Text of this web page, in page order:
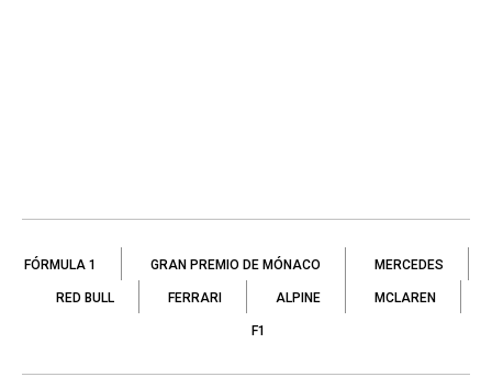
FÓRMULA 1 GRAN PREMIO DE MÓNACO MERCEDES
RED BULL FERRARI ALPINE MCLAREN
F1